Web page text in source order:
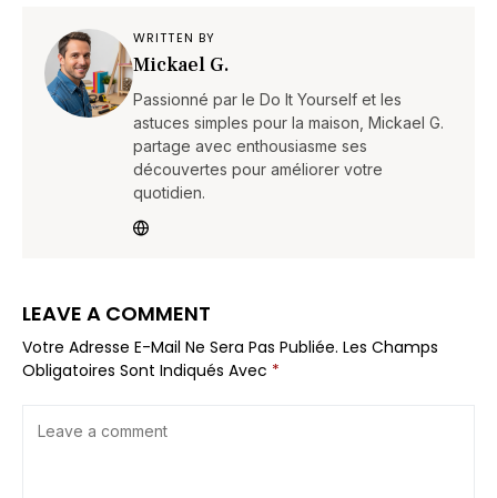
WRITTEN BY
Mickael G.
Passionné par le Do It Yourself et les
astuces simples pour la maison, Mickael G.
partage avec enthousiasme ses
découvertes pour améliorer votre
quotidien.
LEAVE A COMMENT
Votre Adresse E-Mail Ne Sera Pas Publiée. Les Champs
Obligatoires Sont Indiqués Avec *